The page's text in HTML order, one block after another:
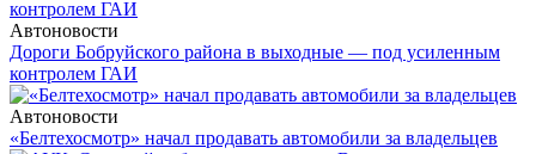
Автоновости
Дороги Бобруйского района в выходные — под усиленным
контролем ГАИ
Автоновости
«Белтехосмотр» начал продавать автомобили за владельцев